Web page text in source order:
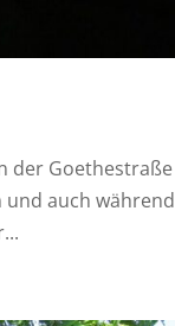
der Goethestraße
und auch während